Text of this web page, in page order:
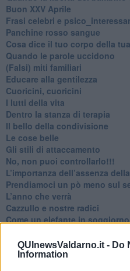
QUInewsValdarno.it - Do
Information
Buon XXV Aprile
​Frasi celebri e
​Panchine rosso sangue
​Cosa dice il tuo corpo della
​Quando le parole uccidono
​(Falsi) miti familiari
​Educare alla gentilezza
​Cuoricini, cuoricini
I lutti della vita
​Dentro la stanza di terapia
​Il bello della condivisione
Le cose belle
​Gli stili di attaccamento
No, non puoi controllarlo!!!
​L’importanza dell’assenza
​Prendiamoci un pò meno sul
​L’anno che verrà
​Cazzullo e nostre radici
​Come un elefante in soggiorno
E se le cose non vanno come
​Chi sono i genitori elicottero